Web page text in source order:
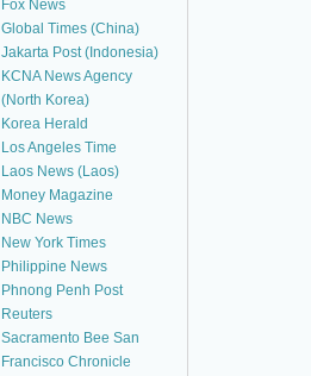
Fox News
Global Times (China)
Jakarta Post (Indonesia)
KCNA News Agency
(North Korea)
Korea Herald
Los Angeles Time
Laos News (Laos)
Money Magazine
NBC News
New York Times
Philippine News
Phnong Penh Post
Reuters
Sacramento Bee San
Francisco Chronicle